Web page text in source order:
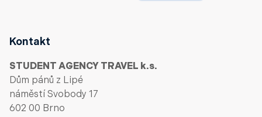
Kontakt
STUDENT AGENCY TRAVEL k.s.
Dům pánů z Lipé
náměstí Svobody 17
602 00 Brno